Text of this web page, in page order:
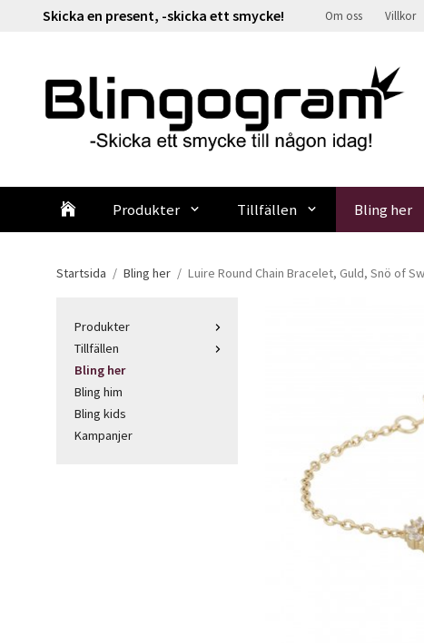
Skicka en present, -skicka ett smycke! Om oss Villkor
Produkter Tillfällen Bling her
Startsida / Bling her / Luire Round Chain Bracelet, Guld, Snö of
Produkter
Tillfällen
Bling her
Bling him
Bling kids
Kampanjer